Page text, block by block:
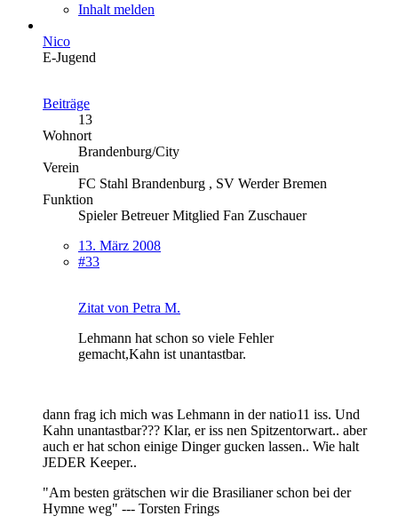
Inhalt melden
Nico
E-Jugend
Beiträge
13
Wohnort
Brandenburg/City
Verein
FC Stahl Brandenburg , SV Werder Bremen
Funktion
Spieler Betreuer Mitglied Fan Zuschauer
13. März 2008
#33
Zitat von Petra M.
Lehmann hat schon so viele Fehler
gemacht,Kahn ist unantastbar.
dann frag ich mich was Lehmann in der natio11 iss. Und
Kahn unantastbar??? Klar, er iss nen Spitzentorwart.. aber
auch er hat schon einige Dinger gucken lassen.. Wie halt
JEDER Keeper..
"Am besten grätschen wir die Brasilianer schon bei der
Hymne weg" --- Torsten Frings